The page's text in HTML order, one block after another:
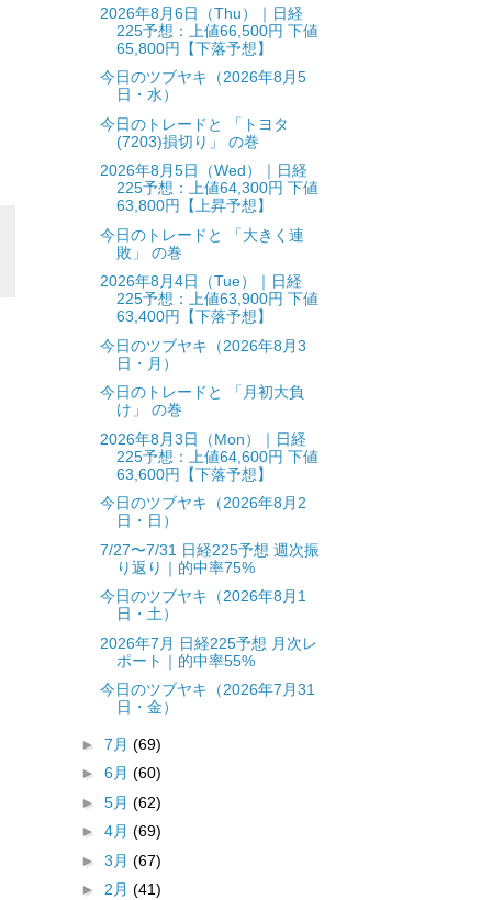
2026年8月6日（Thu）｜日経
225予想：上値66,500円 下値
65,800円【下落予想】
今日のツブヤキ（2026年8月5
日・水）
今日のトレードと 「トヨタ
(7203)損切り」 の巻
2026年8月5日（Wed）｜日経
225予想：上値64,300円 下値
63,800円【上昇予想】
今日のトレードと 「大きく連
敗」 の巻
2026年8月4日（Tue）｜日経
225予想：上値63,900円 下値
63,400円【下落予想】
今日のツブヤキ（2026年8月3
日・月）
今日のトレードと 「月初大負
け」 の巻
2026年8月3日（Mon）｜日経
225予想：上値64,600円 下値
63,600円【下落予想】
今日のツブヤキ（2026年8月2
日・日）
7/27〜7/31 日経225予想 週次振
り返り｜的中率75%
今日のツブヤキ（2026年8月1
日・土）
2026年7月 日経225予想 月次レ
ポート｜的中率55%
今日のツブヤキ（2026年7月31
日・金）
► 7月 (69)
► 6月 (60)
► 5月 (62)
► 4月 (69)
► 3月 (67)
► 2月 (41)